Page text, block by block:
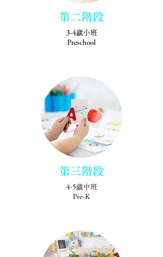
第二階段
3-4歲小班
Preschool
第三階段
4-5歲中班
Pre-K